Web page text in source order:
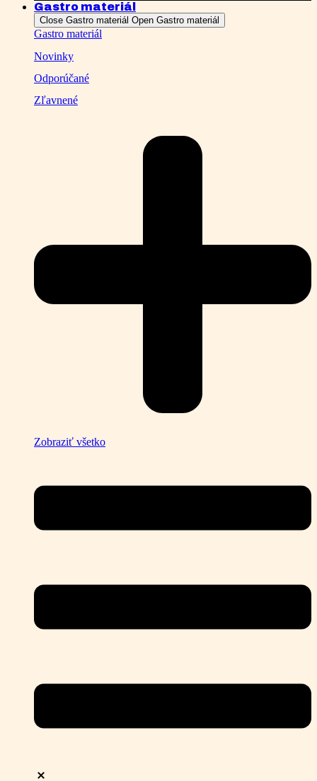
Gastro materiál
Close Gastro materiál Open Gastro materiál
Gastro materiál
Novinky
Odporúčané
Zľavnené
Zobraziť všetko